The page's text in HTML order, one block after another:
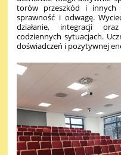
torów przeszkód i innych
sprawność i odwagę.
działanie, integracji
codziennych sytuacjach.
doświadczeń i pozytywnej